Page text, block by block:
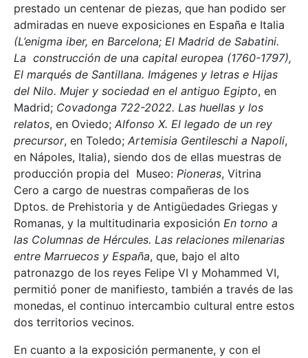
prestado un centenar de piezas, que han podido ser
admiradas en nueve exposiciones en España e Italia
(L’enigma iber, en Barcelona; El Madrid de Sabatini.
La construcción de una capital europea (1760-1797),
El marqués de Santillana. Imágenes y letras e Hijas
del Nilo. Mujer y sociedad en el antiguo Egipto, en
Madrid; Covadonga 722-2022. Las huellas y los
relatos, en Oviedo; Alfonso X. El legado de un rey
precursor, en Toledo; Artemisia Gentileschi a Napoli,
en Nápoles, Italia), siendo dos de ellas muestras de
producción propia del Museo: Pioneras, Vitrina
Cero a cargo de nuestras compañeras de los
Dptos. de Prehistoria y de Antigüedades Griegas y
Romanas, y la multitudinaria exposición En torno a
las Columnas de Hércules. Las relaciones milenarias
entre Marruecos y España, que, bajo el alto
patronazgo de los reyes Felipe VI y Mohammed VI,
permitió poner de manifiesto, también a través de las
monedas, el continuo intercambio cultural entre estos
dos territorios vecinos.
En cuanto a la exposición permanente, y con el